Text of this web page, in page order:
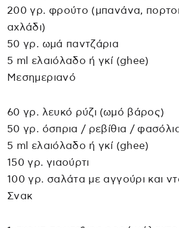
200 γρ. φρούτο (μπανάνα,
αχλάδι)
50 γρ. ωμά παντζάρια
5 ml ελαιόλαδο ή γκί (ghee)
Μεσημεριανό
60 γρ. λευκό ρύζι (ωμό βάρος)
50 γρ. όσπρια / ρεβίθια /
5 ml ελαιόλαδο ή γκί (ghee)
150 γρ. γιαούρτι
100 γρ. σαλάτα με αγγούρι και
Σνακ